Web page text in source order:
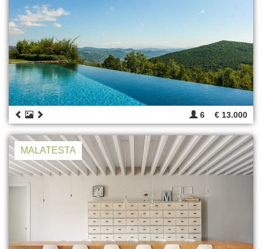
6 € 13.000
MALATESTA